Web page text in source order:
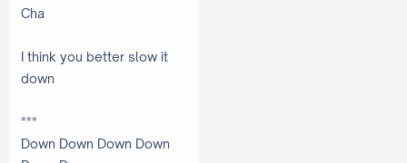
Cha
I think you better slow it
down
***
Down Down Down Down